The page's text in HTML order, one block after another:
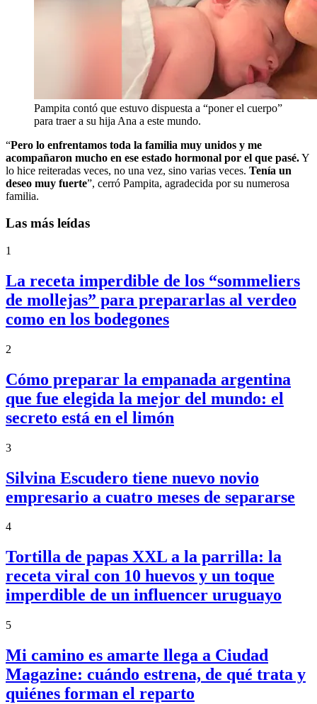
Pampita contó que estuvo dispuesta a “poner el cuerpo”
para traer a su hija Ana a este mundo.
“Pero lo enfrentamos toda la familia muy unidos y me
acompañaron mucho en ese estado hormonal por el que pasé.Y
lo hice reiteradas veces, no una vez, sino varias veces. Tenía un
deseo muy fuerte”, cerró Pampita, agradecida por su numerosa
familia.
Las más leídas
1
La receta imperdible de los “sommeliers
de mollejas” para prepararlas al verdeo
como en los bodegones
2
Cómo preparar la empanada argentina
que fue elegida la mejor del mundo: el
secreto está en el limón
3
Silvina Escudero tiene nuevo novio
empresario a cuatro meses de separarse
4
Tortilla de papas XXL a la parrilla: la
receta viral con 10 huevos y un toque
imperdible de un influencer uruguayo
5
Mi camino es amarte llega a Ciudad
Magazine: cuándo estrena, de qué trata y
quiénes forman el reparto